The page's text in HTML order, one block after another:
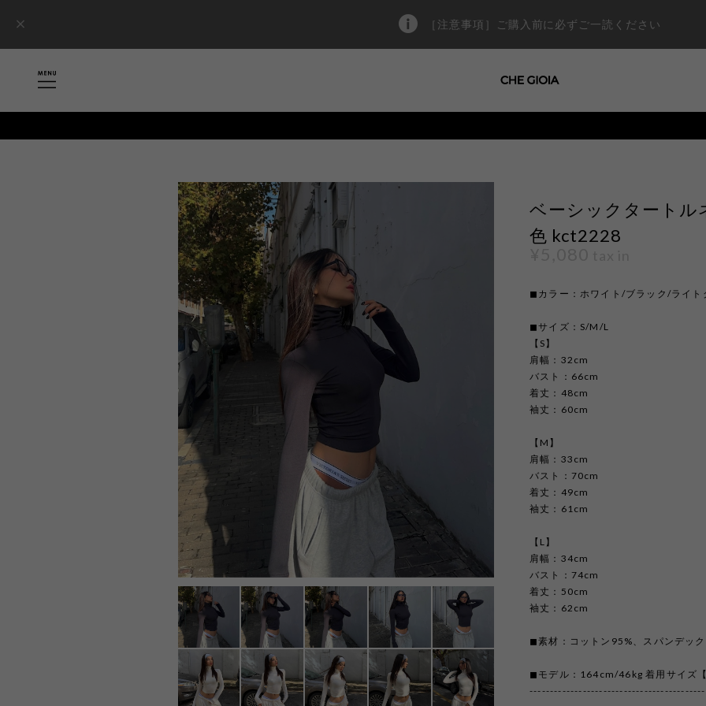
［注意事項］ご購入前に必ずご一読ください
ベーシックタートル
色 kct2228
◼︎カラー：ホワイト/ブラック/ライト
◼︎サイズ：S/M/L
【S】
肩幅：32cm
バスト：66cm
着丈：48cm
袖丈：60cm
【M】
肩幅：33cm
バスト：70cm
着丈：49cm
袖丈：61cm
【L】
肩幅：34cm
バスト：74cm
着丈：50cm
袖丈：62cm
◼︎素材：コットン95%、スパンデッ
◼︎モデル：164cm/46kg 着用サイズ【